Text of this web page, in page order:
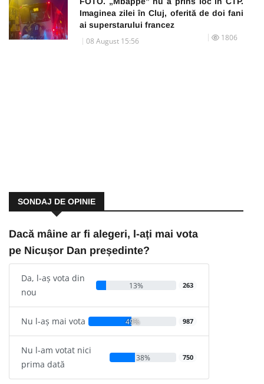
Imaginea zilei în Cluj, oferită de doi fani
ai superstarului francez
08 August 15:56 1806
SONDAJ DE OPINIE
Dacă mâine ar fi alegeri, l-ați mai vota
pe Nicușor Dan președinte?
Da, l-aș vota din
nou
13% 263
Nu l-aș mai vota 49% 987
Nu l-am votat nici
prima dată
38% 750